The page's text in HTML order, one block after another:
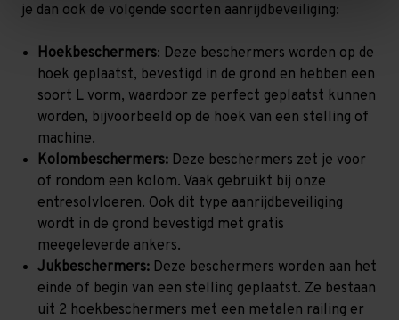
je dan ook de volgende soorten aanrijdbeveiliging:
Hoekbeschermers: Deze beschermers worden op de
hoek geplaatst, bevestigd in de grond en hebben een
soort L vorm, waardoor ze perfect geplaatst kunnen
worden, bijvoorbeeld op de hoek van een stelling of
machine.
Kolombeschermers: Deze beschermers zet je voor
of rondom een kolom. Vaak gebruikt bij onze
entresolvloeren. Ook dit type aanrijdbeveiliging
wordt in de grond bevestigd met gratis
meegeleverde ankers.
Jukbeschermers: Deze beschermers worden aan het
einde of begin van een stelling geplaatst. Ze bestaan
uit 2 hoekbeschermers met een metalen railing er